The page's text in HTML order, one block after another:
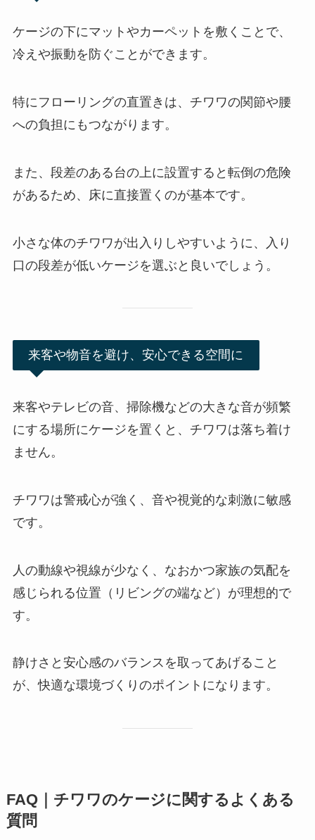
ケージの下にマットやカーペットを敷くことで、
冷えや振動を防ぐことができます。
特にフローリングの直置きは、チワワの関節や腰
への負担にもつながります。
また、段差のある台の上に設置すると転倒の危険
があるため、床に直接置くのが基本です。
小さな体のチワワが出入りしやすいように、入り
口の段差が低いケージを選ぶと良いでしょう。
来客や物音を避け、安心できる空間に
来客やテレビの音、掃除機などの大きな音が頻繁
にする場所にケージを置くと、チワワは落ち着け
ません。
チワワは警戒心が強く、音や視覚的な刺激に敏感
です。
人の動線や視線が少なく、なおかつ家族の気配を
感じられる位置（リビングの端など）が理想的で
す。
静けさと安心感のバランスを取ってあげること
が、快適な環境づくりのポイントになります。
FAQ｜チワワのケージに関するよくある
質問